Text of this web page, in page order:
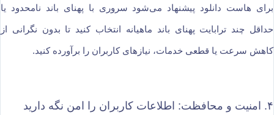
برای هاست دانلود پیشنهاد می‌شود سروری با پهنای باند نامحدود یا
حداقل چند ترابایت پهنای باند ماهیانه انتخاب کنید تا بدون نگرانی از
کاهش سرعت یا قطعی خدمات، نیازهای کاربران را برآورده کنید.
۴. امنیت و محافظت: اطلاعات کاربران را امن نگه دارید